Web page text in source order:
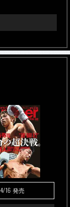
4/16 発売